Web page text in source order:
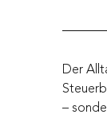
Der
–